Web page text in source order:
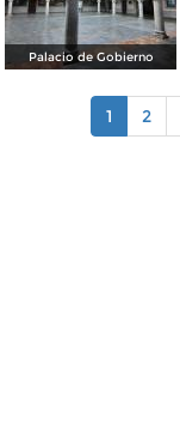
Palacio de Gobierno
1 2